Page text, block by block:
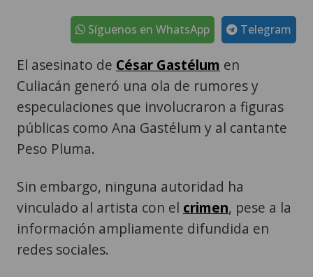
Telegram
Síguenos en WhatsApp
El asesinato de César Gastélum en
Culiacán generó una ola de rumores y
especulaciones que involucraron a figuras
públicas como Ana Gastélum y al cantante
Peso Pluma.
Sin embargo, ninguna autoridad ha
vinculado al artista con el crimen, pese a la
información ampliamente difundida en
redes sociales.